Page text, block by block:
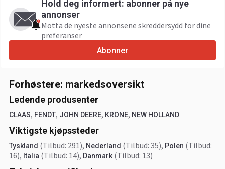
Hold deg informert: abonner på nye
annonser
Motta de nyeste annonsene skreddersydd for dine
preferanser
Abonner
Forhøstere: markedsoversikt
Ledende produsenter
CLAAS, FENDT, JOHN DEERE, KRONE, NEW HOLLAND
Viktigste kjøpssteder
Tyskland (Tilbud: 291), Nederland (Tilbud: 35), Polen (Tilbud:
16), Italia (Tilbud: 14), Danmark (Tilbud: 13)